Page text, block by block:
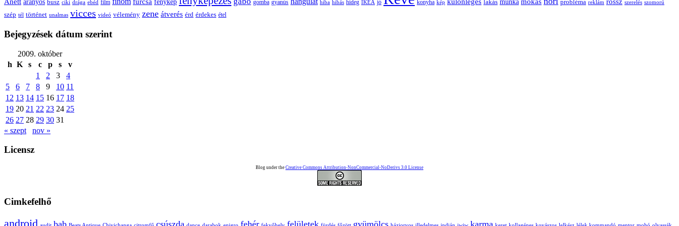
aranyos busz ciki drága ebéd film furcsa fénykép gomba gyanús hiba hibás hideg IKEA jó konyha kép lakás munka probléma reklám rossz szerelés szomorú
szép tél történet unalmas vicces videó vélemény zene átverés érd érdekes étel
Bejegyzések dátum szerint
2009. október
h K s c p s
v
1
2 3
4
5
6 7 8 9 10 11
12 13 14 15 16 17 18
19 20 21 22 23 24 25
26 27 28 29 30 31
« szept
nov »
Licensz
Blog under the Creative Commons Attribution-NonCommercial-NoDerivs 3.0 License
Cimkefelhő
android bab csúszda fehér felületek gyümölcs karma